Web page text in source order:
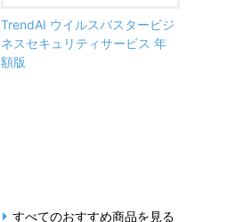
TrendAI ウイルスバスタービジ
ネスセキュリティサービス 年
額版
すべてのおすすめ商品を見る